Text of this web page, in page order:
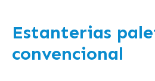
Estanterias
convencional